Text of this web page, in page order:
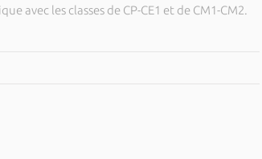
les classes de CP-CE1 et de CM1-CM2.